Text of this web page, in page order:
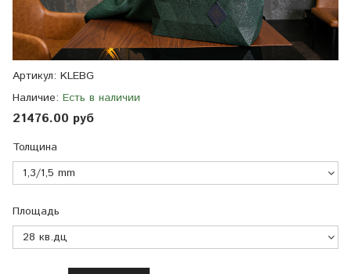
Артикул: KLEBG
Наличие: Есть в наличии
21476.00 руб
Толщина
Площадь